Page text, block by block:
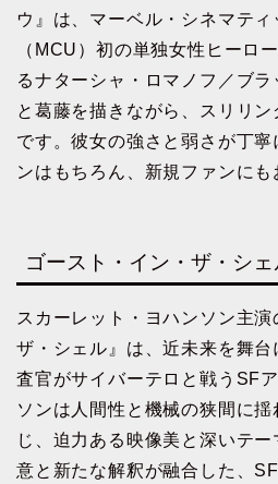
ウ』は、マーベル・シネマティ
（MCU）初の単独女性ヒーロ
るナターシャ・ロマノフ／ブ
と葛藤を描きながら、スリリ
です。彼女の強さと弱さが丁
ンはもちろん、新規ファンにも
ゴースト・イン・ザ・シェ
スカーレット・ヨハンソン主演
ザ・シェル』は、近未来を舞
査官がサイバーテロと戦うSF
ソンは人間性と機械の狭間に
じ、迫力ある映像美と深いテ
意と新たな解釈が融合した、